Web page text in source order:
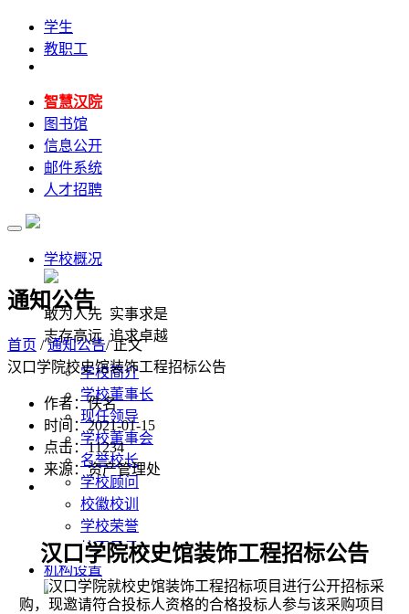
学生
教职工
智慧汉院
图书馆
信息公开
邮件系统
人才招聘
学校概况
敢为人先 实事求是
志存高远 追求卓越
学校简介
学校董事长
现任领导
学校董事会
名誉校长
学校顾问
校徽校训
学校荣誉
校园风景
机构设置
通知公告
首页 /通知公告/ 正文
汉口学院校史馆装饰工程招标公告
作者：佚名
时间：2021-01-15
点击：11234
来源：资产管理处
汉口学院校史馆装饰工程招标公告
汉口学院就校史馆装饰工程招标项目进行公开招标采
购，现邀请符合投标人资格的合格投标人参与该采购项目